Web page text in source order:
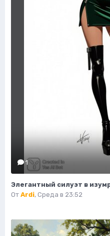
1
От Ardi, Среда в 23:52